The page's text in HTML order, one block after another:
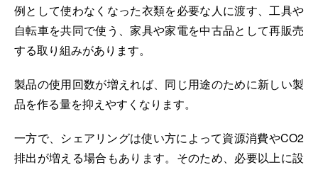
例として使わなくなった衣類を必要な人に渡す、工具や
自転車を共同で使う、家具や家電を中古品として再販売
する取り組みがあります。
製品の使用回数が増えれば、同じ用途のために新しい製
品を作る量を抑えやすくなります。
一方で、シェアリングは使い方によって資源消費やCO2
排出が増える場合もあります。そのため、必要以上に設